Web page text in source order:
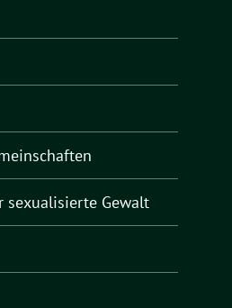
sexualisierte Gewalt